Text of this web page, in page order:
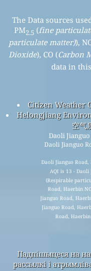
The Data sources
PM2.5 (fine
particulate matter)),
Dioxide), CO (Carbon
data in
Citizen Weather
Helongjiang
空气
Daoli
Daoli Jianguo
Daoli Jianguo
AQI is 13 - Daoli
(Respirable
Road, Haerbin
Jianguo Road,
Jianguo Road,
Road,
Падпішыцеся на
рассылкі і